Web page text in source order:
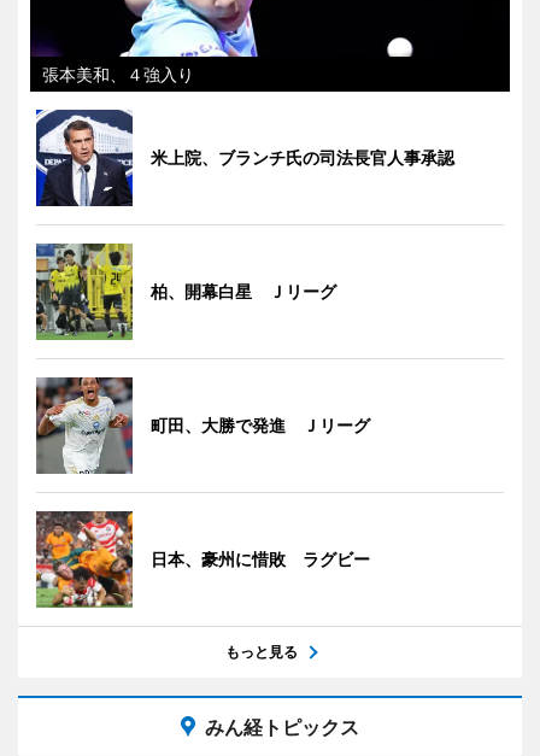
張本美和、４強入り
米上院、ブランチ氏の司法長官人事承認
柏、開幕白星 Ｊリーグ
町田、大勝で発進 Ｊリーグ
日本、豪州に惜敗 ラグビー
もっと見る
みん経トピックス